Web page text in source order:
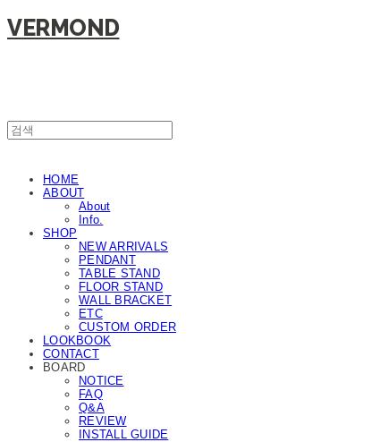
VERMOND
HOME
ABOUT
About
Info.
SHOP
NEW ARRIVALS
PENDANT
TABLE STAND
FLOOR STAND
WALL BRACKET
ETC
CUSTOM ORDER
LOOKBOOK
CONTACT
BOARD
NOTICE
FAQ
Q&A
REVIEW
INSTALL GUIDE